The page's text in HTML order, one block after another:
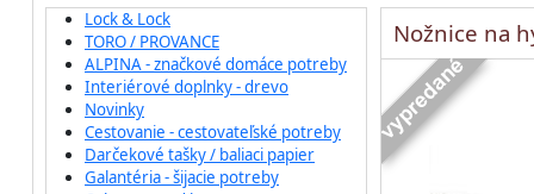
Lock & Lock
TORO / PROVANCE
ALPINA - značkové domáce potreby
Interiérové doplnky - drevo
Novinky
Cestovanie - cestovateľské potreby
Darčekové tašky / baliaci papier
Galantéria - šijacie potreby
Nožnice na